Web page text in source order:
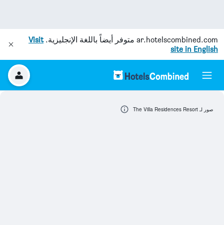
ar.hotelscombined.com متوفر أيضاً باللغة الإنجليزية.Visit
site in English
صور لـ The Villa Residences Resort